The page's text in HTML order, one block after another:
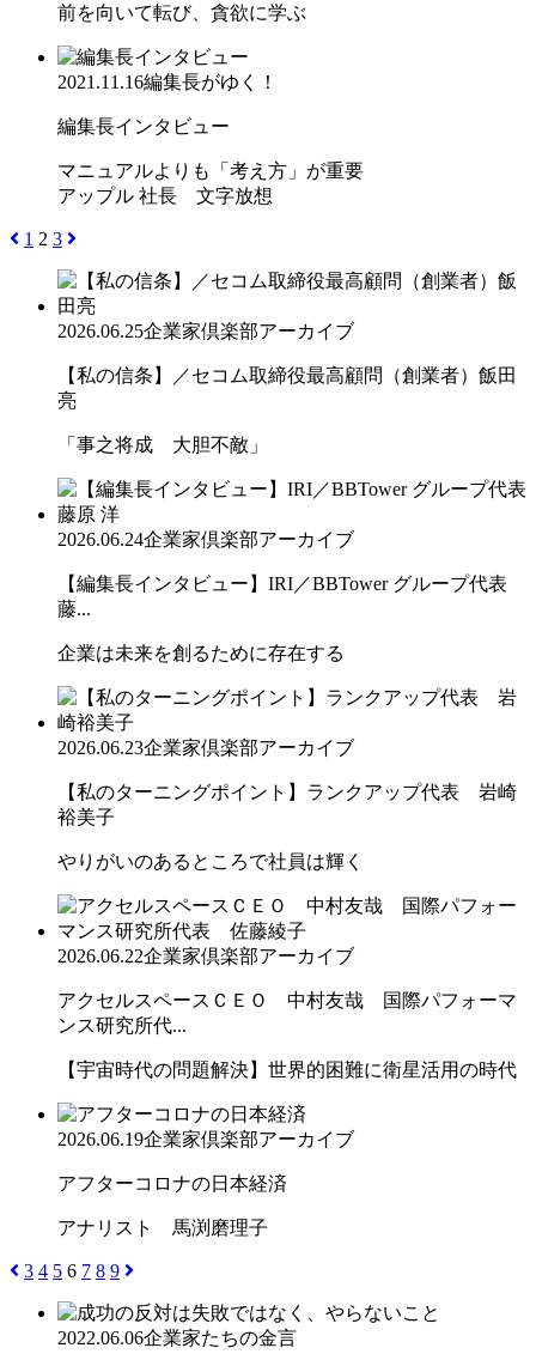
前を向いて転び、貪欲に学ぶ
2021.11.16編集長がゆく！
編集長インタビュー
マニュアルよりも「考え方」が重要
アップル 社長 文字放想
1 2 3
2026.06.25企業家倶楽部アーカイブ
【私の信条】／セコム取締役最高顧問（創業者）飯田
亮
「事之将成 大胆不敵」
2026.06.24企業家倶楽部アーカイブ
【編集長インタビュー】IRI／BBTower グループ代表
藤...
企業は未来を創るために存在する
2026.06.23企業家倶楽部アーカイブ
【私のターニングポイント】ランクアップ代表 岩崎
裕美子
やりがいのあるところで社員は輝く
2026.06.22企業家倶楽部アーカイブ
アクセルスペースＣＥＯ 中村友哉 国際パフォーマ
ンス研究所代...
【宇宙時代の問題解決】世界的困難に衛星活用の時代
2026.06.19企業家倶楽部アーカイブ
アフターコロナの日本経済
アナリスト 馬渕磨理子
3 4 5 6 7 8 9
2022.06.06企業家たちの金言